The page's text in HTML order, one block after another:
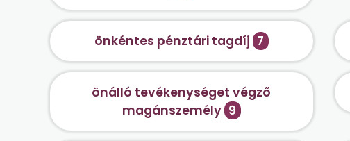
önkéntes pénztári tagdíj 7
önálló tevékenységet végző
magánszemély 9